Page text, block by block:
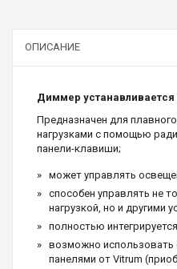
ОПИСАНИЕ
Диммер устанавливается
Предназначен для
нагрузками с помощью
панели-клавиши;
может управлять
способен управлять не
нагрузкой, но и другими
полностью
возможно
панелями от Vitrum